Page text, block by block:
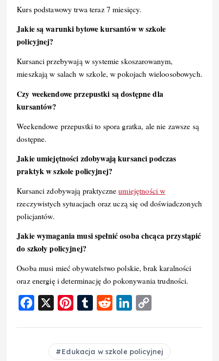
Kurs podstawowy trwa teraz 7 miesięcy.
Jakie są warunki bytowe kursantów w szkole
policyjnej?
Kursanci przebywają w systemie skoszarowanym,
mieszkają w salach w szkole, w pokojach wieloosobowych.
Czy weekendowe przepustki są dostępne dla
kursantów?
Weekendowe przepustki to spora gratka, ale nie zawsze są
dostępne.
Jakie umiejętności zdobywają kursanci podczas
praktyk w szkole policyjnej?
Kursanci zdobywają praktyczneumiejętności w
rzeczywistych sytuacjach oraz uczą się od doświadczonych
policjantów.
Jakie wymagania musi spełnić osoba chcąca przystąpić
do szkoły policyjnej?
Osoba musi mieć obywatelstwo polskie, brak karalności
oraz energię i determinację do pokonywania trudności.
F
c
X
Pi
er
e
T
m
bl
R
d
di
Li
k
e
p
y
Edukacja w szkole policyjnej